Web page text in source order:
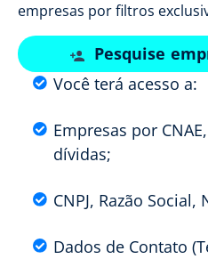
empresas por filtros
Pesquise
Você terá acesso a:
Empresas por
dívidas;
CNPJ, Razão Social,
Dados de Contato